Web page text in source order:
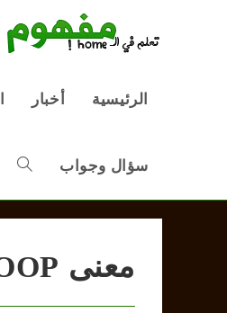
الرئيسية أخبار
سؤال وجواب Toggle
معنى Object oriented programming – OOP